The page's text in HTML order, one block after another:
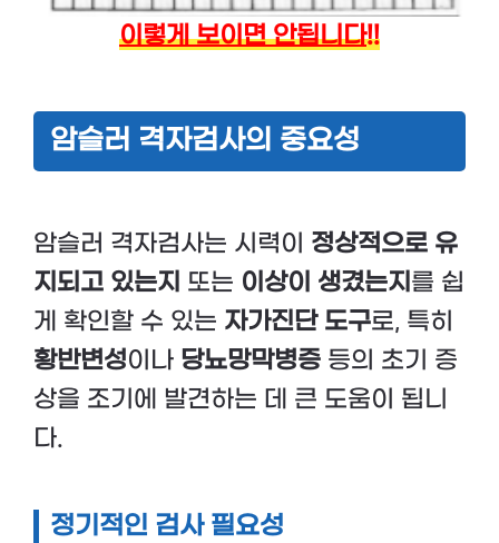
이렇게 보이면 안됩니다!!
암슬러 격자검사의 중요성
암슬러 격자검사는 시력이 정상적으로 유
지되고 있는지 또는 이상이 생겼는지 를 쉽
게 확인할 수 있는 자가진단 도구로, 특히
황반변성이나 당뇨망막병증 등의 초기 증
상을 조기에 발견하는 데 큰 도움이 됩니
다.
정기적인 검사 필요성